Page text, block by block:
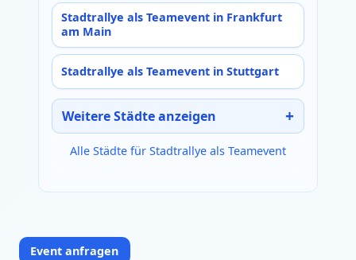
Stadtrallye als Teamevent in Frankfurt
am Main
Stadtrallye als Teamevent in Stuttgart
Weitere Städte anzeigen
Alle Städte für Stadtrallye als Teamevent
Event anfragen